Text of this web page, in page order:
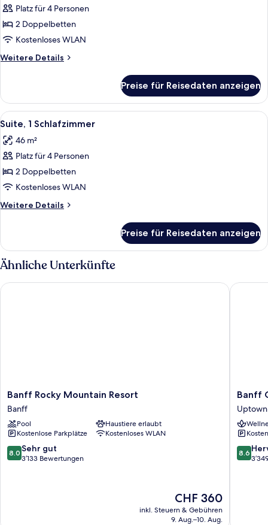
Zimmer,
2 Doppelbetten
anzeigen
Platz für 4 Personen
2 Doppelbetten
Kostenloses WLAN
Weitere Details
Weitere
2 Doppelbetten
Preise für Reisedaten anzeigen
Alle
Fotos
für
Suite,
1
Schlafzimmer
anzeigen
Ein Hotelzimmer mit zwei Betten,
8
Suite, 1 Schlafzimmer
46 m²
Platz für 4 Personen
2 Doppelbetten
Kostenloses WLAN
Weitere Details
Weitere
1
Schlafzimmer
Preise für Reisedaten anzeigen
Ähnliche Unterkünfte
Banff
Rocky
Mountain
Resort
Banff
Banff Rocky Mountain Resort
Banff
Pool
Haustiere erlaubt
Kostenlose Parkplätze
Kostenloses WLAN
8.0
von
8.0 Sehr gut
3’133 Bewertungen
Der
Preis
beträgt
CHF 360
inkl. Steuern & Gebühren
9. Aug.–10. Aug.
Banff Rocky Mountain Resort
Banff
Caribou
Lodge
and
Spa
Uptown
Bezirk
Banff
8.6
von
8.6
Banff